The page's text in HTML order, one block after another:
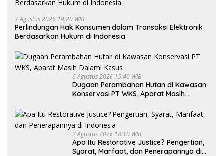
7 Agustus 2026 19:20 WIB
Perlindungan Hak Konsumen dalam Transaksi Elektronik
Berdasarkan Hukum di Indonesia
6 Agustus 2026 15:40 WIB
Dugaan Perambahan Hutan di Kawasan
Konservasi PT WKS, Aparat Masih
2 Agustus 2026 18:10 WIB
Apa Itu Restorative Justice? Pengertian,
Syarat, Manfaat, dan Penerapannya di